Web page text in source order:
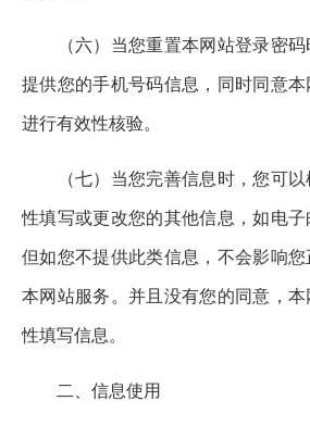
（六）当您重置本网站登录密码
提供您的手机号码信息，同时同意本
进行有效性核验。
（七）当您完善信息时，您可以
性填写或更改您的其他信息，如电子
但如您不提供此类信息，不会影响
本网站服务。并且没有您的同意，
性填写信息。
二、信息使用